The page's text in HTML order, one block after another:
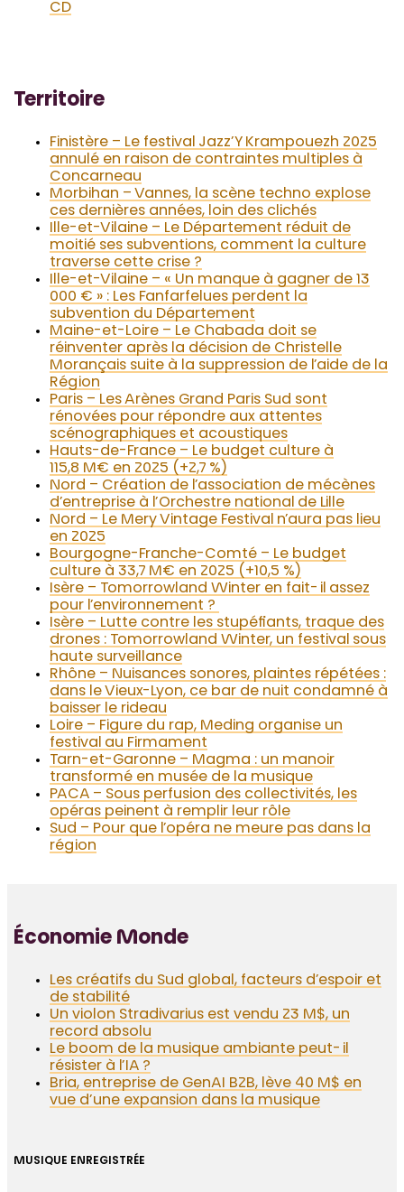
CD
Territoire
Finistère – Le festival Jazz’Y Krampouezh 2025
annulé en raison de contraintes multiples à
Concarneau
Morbihan – Vannes, la scène techno explose
ces dernières années, loin des clichés
Ille-et-Vilaine – Le Département réduit de
moitié ses subventions, comment la culture
traverse cette crise ?
Ille-et-Vilaine – « Un manque à gagner de 13
000 € » : Les Fanfarfelues perdent la
subvention du Département
Maine-et-Loire – Le Chabada doit se
réinventer après la décision de Christelle
Morançais suite à la suppression de l’aide de la
Région
Paris – Les Arènes Grand Paris Sud sont
rénovées pour répondre aux attentes
scénographiques et acoustiques
Hauts-de-France – Le budget culture à
115,8 M€ en 2025 (+2,7 %)
Nord – Création de l’association de mécènes
d’entreprise à l’Orchestre national de Lille
Nord – Le Mery Vintage Festival n’aura pas lieu
en 2025
Bourgogne-Franche-Comté – Le budget
culture à 33,7 M€ en 2025 (+10,5 %)
Isère – Tomorrowland Winter en fait-il assez
pour l’environnement ?
Isère – Lutte contre les stupéfiants, traque des
drones : Tomorrowland Winter, un festival sous
haute surveillance
Rhône – Nuisances sonores, plaintes répétées :
dans le Vieux-Lyon, ce bar de nuit condamné à
baisser le rideau
Loire – Figure du rap, Meding organise un
festival au Firmament
Tarn-et-Garonne – Magma : un manoir
transformé en musée de la musique
PACA – Sous perfusion des collectivités, les
opéras peinent à remplir leur rôle
Sud – Pour que l’opéra ne meure pas dans la
région
Économie Monde
Les créatifs du Sud global, facteurs d’espoir et
de stabilité
Un violon Stradivarius est vendu 23 M$, un
record absolu
Le boom de la musique ambiante peut-il
résister à l’IA ?
Bria, entreprise de GenAI B2B, lève 40 M$ en
vue d’une expansion dans la musique
MUSIQUE ENREGISTRÉE